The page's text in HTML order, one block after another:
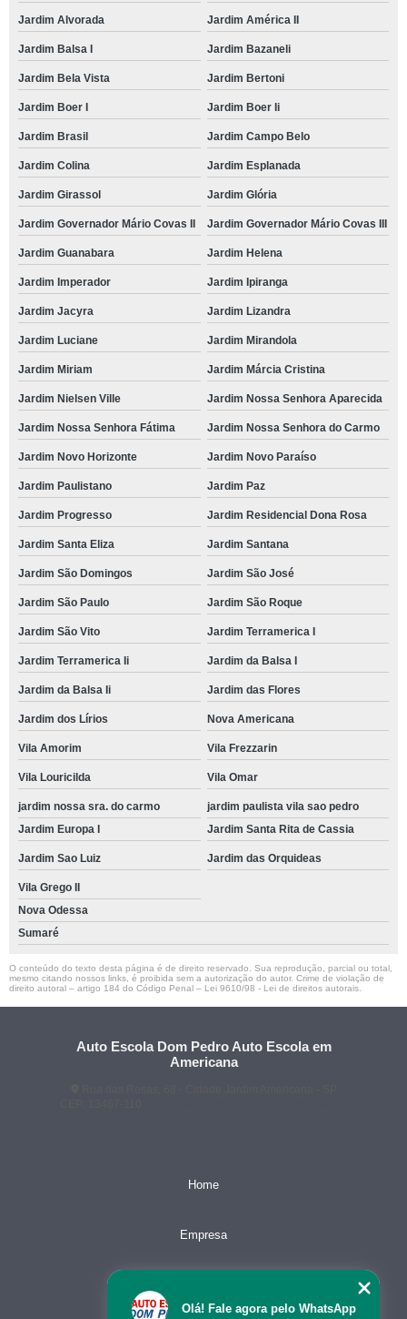
Jardim Alvorada Jardim América II
Jardim Balsa I Jardim Bazaneli
Jardim Bela Vista Jardim Bertoni
Jardim Boer I Jardim Boer Ii
Jardim Brasil Jardim Campo Belo
Jardim Colina Jardim Esplanada
Jardim Girassol Jardim Glória
Jardim Governador Mário Covas II Jardim Governador Mário Covas III
Jardim Guanabara Jardim Helena
Jardim Imperador Jardim Ipiranga
Jardim Jacyra Jardim Lizandra
Jardim Luciane Jardim Mirandola
Jardim Miriam Jardim Márcia Cristina
Jardim Nielsen Ville Jardim Nossa Senhora Aparecida
Jardim Nossa Senhora Fátima Jardim Nossa Senhora do Carmo
Jardim Novo Horizonte Jardim Novo Paraíso
Jardim Paulistano Jardim Paz
Jardim Progresso Jardim Residencial Dona Rosa
Jardim Santa Eliza Jardim Santana
Jardim São Domingos Jardim São José
Jardim São Paulo Jardim São Roque
Jardim São Vito Jardim Terramerica I
Jardim Terramerica Ii Jardim da Balsa I
Jardim da Balsa Ii Jardim das Flores
Jardim dos Lírios Nova Americana
Vila Amorim Vila Frezzarin
Vila Louricilda Vila Omar
jardim nossa sra. do carmo
jardim paulista vila sao pedro
Jardim Europa I
Jardim Santa Rita de Cassia
Jardim Sao Luiz Jardim das Orquideas
Vila Grego II
Nova Odessa
Sumaré
O conteúdo do texto desta página é de direito reservado. Sua reprodução, parcial ou total,
mesmo citando nossos links, é proibida sem a autorização do autor. Crime de violação de
direito autoral – artigo 184 do Código Penal – Lei 9610/98 - Lei de direitos autorais
Auto Escola Dom Pedro Auto Escola em
Americana
Home
Empresa
Olá! Fale agora pelo WhatsApp